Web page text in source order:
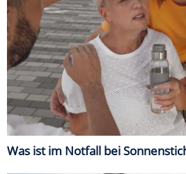
Was ist im Notfall bei